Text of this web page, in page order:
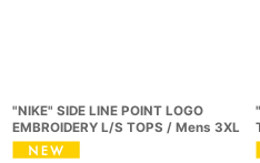
"NIKE" SIDE LINE POINT LOGO
EMBROIDERY L/S TOPS / Mens 3XL